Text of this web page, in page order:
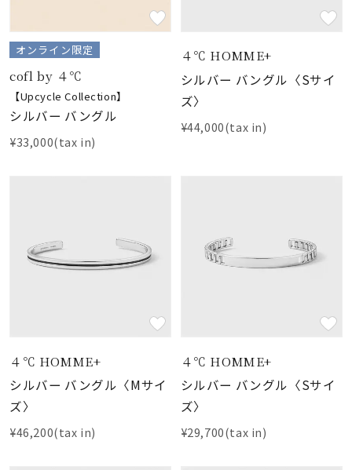
オンライン限定
cofl by ４℃
【Upcycle Collection】
シルバー バングル
¥33,000(tax in)
４℃ HOMME+
シルバー バングル〈Sサイ
ズ〉
¥44,000(tax in)
４℃ HOMME+
シルバー バングル〈Mサイ
ズ〉
¥46,200(tax in)
４℃ HOMME+
シルバー バングル〈Sサイ
ズ〉
¥29,700(tax in)